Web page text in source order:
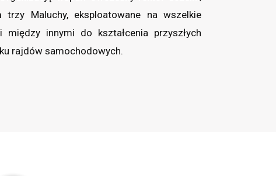
trzy Maluchy, eksploatowane na wszelkie
między innymi do kształcenia przyszłych
rajdów samochodowych.